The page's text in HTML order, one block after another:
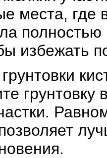
места, где
избежать
грунтовку